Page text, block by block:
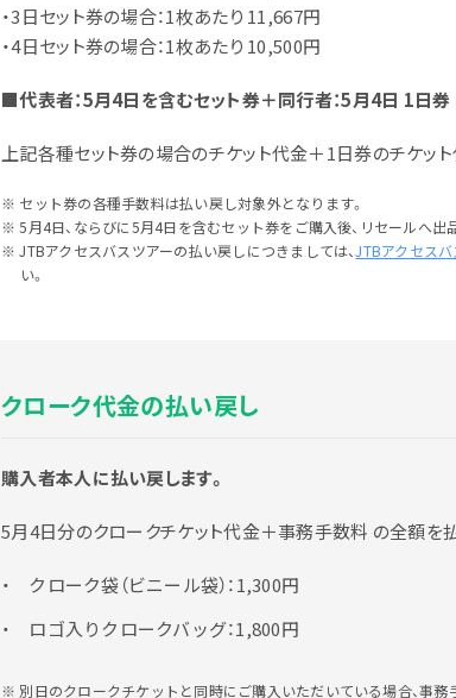
・3日セット券の場合：1枚あたり 11,667円
・4日セット券の場合：1枚あたり 10,500円
■代表者：5月4日を含むセット券＋同行者：5月4日 1日
上記各種セット券の場合のチケット代金＋1日券のチケッ
セット券の各種手数料は払い戻し対象外となります。
5月4日、ならびに5月4日を含むセット券をご購入後、リセールへ出
JTBアクセスバスツアーの払い戻しにつきましては、JTBアクセス
い。
クローク代金の払い戻し
購入者本人に払い戻します。
5月4日分のクロークチケット代金＋事務手数料 の全額を
クローク袋（ビニール袋）：1,300円
ロゴ入りクロークバッグ：1,800円
別日のクロークチケットと同時にご購入いただいている場合、事務